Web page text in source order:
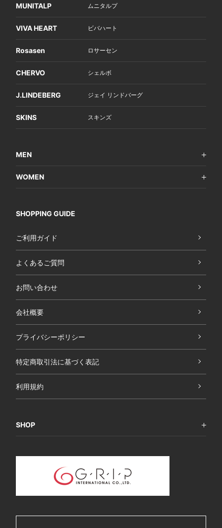
MUNITALP ムニタルプ
VIVA HEART ビバハート
Rosasen ロサーセン
CHERVO シェルボ
J.LINDEBERG ジェイ リンドバーグ
SKINS スキンズ
MEN
WOMEN
SHOPPING GUIDE
ご利用ガイド
よくあるご質問
お問い合わせ
会社概要
プライバシーポリシー
特定商取引法に基づく表記
利用規約
SHOP